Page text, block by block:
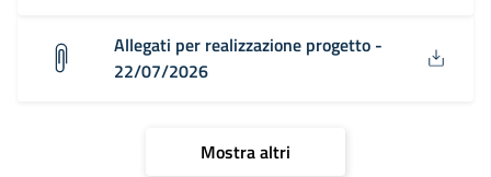
Allegati per realizzazione progetto -
22/07/2026
Mostra altri